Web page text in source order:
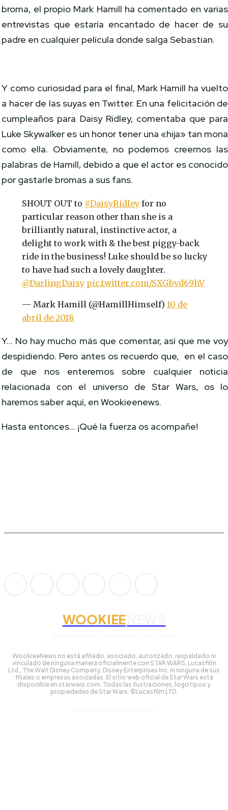
broma, el propio Mark Hamill ha comentado en varias
entrevistas que estaría encantado de hacer de su
padre en cualquier película donde salga Sebastian.
Y como curiosidad para el final, Mark Hamill ha vuelto
a hacer de las suyas en Twitter. En una felicitación de
cumpleaños para Daisy Ridley, comentaba que para
Luke Skywalker es un honor tener una «hija» tan mona
como ella. Obviamente, no podemos creernos las
palabras de Hamill, debido a que el actor es conocido
por gastarle bromas a sus fans.
SHOUT OUT to #DaisyRidley for no
particular reason other than she is a
brilliantly natural, instinctive actor, a
delight to work with & the best piggy-back
ride in the business! Luke should be so lucky
to have had such a lovely daughter.
@DarlingDaisy pic.twitter.com/SXGbvd69hV
— Mark Hamill (@HamillHimself)10 de
abril de 2018
Y… No hay mucho más que comentar, así que me voy
despidiendo. Pero antes os recuerdo que, en el caso
de que nos enteremos sobre cualquier noticia
relacionada con el universo de Star Wars, os lo
haremos saber aquí, en Wookieenews.
Hasta entonces… ¡Qué la fuerza os acompañe!
WOOKIEE
WookieeNews no está afiliado, asociado, autorizado, respaldado ni
vinculado de ninguna manera oficialmente con STAR WARS, Lucasfilm
Ltd., The Walt Disney Company, Disney Enterprises Inc. ni ninguna de sus
filiales o empresas asociadas. El sitio web oficial de Star Wars está
disponible en starwars.com. Todas las ilustraciones, logotipos y
propiedades de Star Wars: ©Lucasfilm LTD.